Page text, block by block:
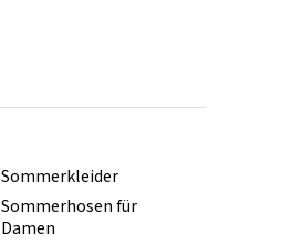
Sommerkleider
Sommerhosen für
Damen